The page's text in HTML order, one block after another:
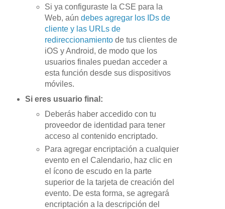
Si ya configuraste la CSE para la
Web, aúndebes agregar los IDs de
cliente y las URLs de
redireccionamiento de tus clientes de
iOS y Android, de modo que los
usuarios finales puedan acceder a
esta función desde sus dispositivos
móviles.
Si eres usuario final:
Deberás haber accedido con tu
proveedor de identidad para tener
acceso al contenido encriptado.
Para agregar encriptación a cualquier
evento en el Calendario, haz clic en
el ícono de escudo en la parte
superior de la tarjeta de creación del
evento. De esta forma, se agregará
encriptación a la descripción del